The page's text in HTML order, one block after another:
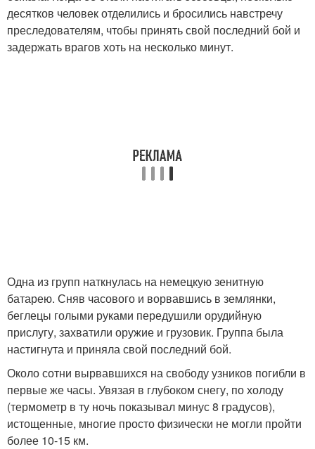
десятков человек отделились и бросились навстречу
преследователям, чтобы принять свой последний бой и
задержать врагов хоть на несколько минут.
Одна из групп наткнулась на немецкую зенитную
батарею. Сняв часового и ворвавшись в землянки,
беглецы голыми руками передушили орудийную
прислугу, захватили оружие и грузовик. Группа была
настигнута и приняла свой последний бой.
Около сотни вырвавшихся на свободу узников погибли в
первые же часы. Увязая в глубоком снегу, по холоду
(термометр в ту ночь показывал минус 8 градусов),
истощенные, многие просто физически не могли пройти
более 10-15 км.